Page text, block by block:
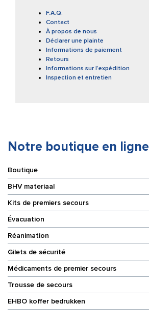
F.A.Q.
Contact
À propos de nous
Déclarer une plainte
Informations de paiement
Retours
Informations sur l’expédition
Inspection et entretien
Notre boutique en ligne
Boutique
BHV materiaal
Kits de premiers secours
Évacuation
Réanimation
Gilets de sécurité
Médicaments de premier secours
Trousse de secours
EHBO koffer bedrukken